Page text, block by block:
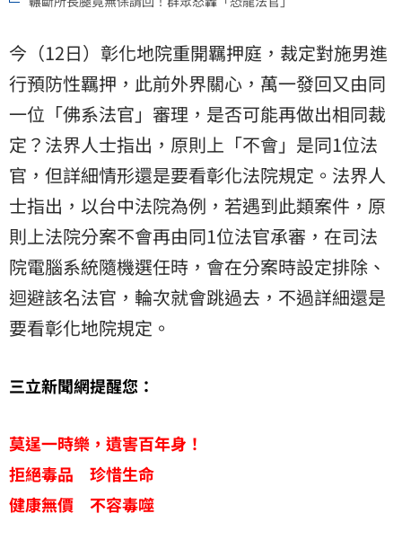
今（12日）彰化地院重開羈押庭，裁定對施男進
行預防性羈押，此前外界關心，萬一發回又由同
一位「佛系法官」審理，是否可能再做出相同裁
定？法界人士指出，原則上「不會」是同1位法
官，但詳細情形還是要看彰化法院規定。法界人
士指出，以台中法院為例，若遇到此類案件，原
則上法院分案不會再由同1位法官承審，在司法
院電腦系統隨機選任時，會在分案時設定排除、
迴避該名法官，輪次就會跳過去，不過詳細還是
要看彰化地院規定。
三立新聞網提醒您：
莫逞一時樂，遺害百年身！
拒絕毒品 珍惜生命
健康無價 不容毒噬